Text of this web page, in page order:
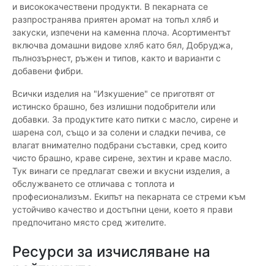
и висококачествени продукти. В пекарната се
разпространява приятен аромат на топъл хляб и
закуски, изпечени на каменна плоча. Асортиментът
включва домашни видове хляб като бял, Добруджа,
пълнозърнест, ръжен и типов, както и варианти с
добавени фибри.
Всички изделия на "Изкушение" се приготвят от
истинско брашно, без излишни подобрители или
добавки. За продуктите като питки с масло, сирене и
шарена сол, също и за солени и сладки печива, се
влагат внимателно подбрани съставки, сред които
чисто брашно, краве сирене, зехтин и краве масло.
Тук винаги се предлагат свежи и вкусни изделия, а
обслужването се отличава с топлота и
професионализъм. Екипът на пекарната се стреми към
устойчиво качество и достъпни цени, което я прави
предпочитано място сред жителите.
Ресурси за изчисляване на